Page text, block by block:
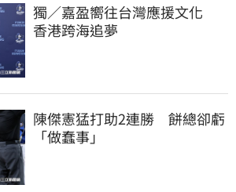
獨／嘉盈嚮往台灣應援文化
香港跨海追夢
陳傑憲猛打助2連勝　餅總卻虧
「做蠢事」